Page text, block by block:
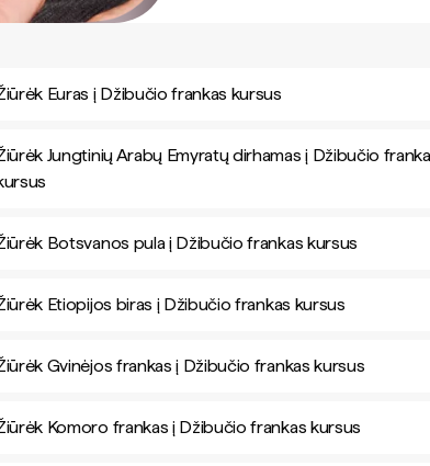
Euras į Džibučio frankas kursus
Jungtinių Arabų Emyratų dirhamas į Džibučio
Botsvanos pula į Džibučio frankas kursus
Etiopijos biras į Džibučio frankas kursus
Gvinėjos frankas į Džibučio frankas kursus
Komoro frankas į Džibučio frankas kursus